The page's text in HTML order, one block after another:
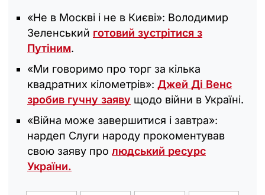
«Не в Москві і не в Києві»: Володимир
Зеленський готовий зустрітися з
Путіним.
«Ми говоримо про торг за кілька
квадратних кілометрів»: Джей Ді Венс
зробив гучну заяву щодо війни в Україні.
«Війна може завершитися і завтра»:
нардеп Слуги народу прокоментував
свою заяву про людський ресурс
України.